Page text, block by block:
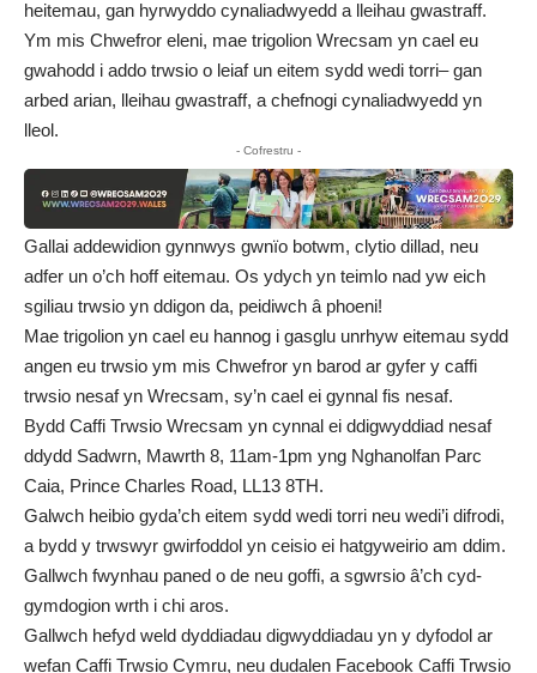
heitemau, gan hyrwyddo cynaliadwyedd a lleihau gwastraff.
Ym mis Chwefror eleni, mae trigolion Wrecsam yn cael eu
gwahodd i addo trwsio o leiaf un eitem sydd wedi torri– gan
arbed arian, lleihau gwastraff, a chefnogi cynaliadwyedd yn
lleol.
- Cofrestru -
Gallai addewidion gynnwys gwnïo botwm, clytio dillad, neu
adfer un o’ch hoff eitemau. Os ydych yn teimlo nad yw eich
sgiliau trwsio yn ddigon da, peidiwch â phoeni!
Mae trigolion yn cael eu hannog i gasglu unrhyw eitemau sydd
angen eu trwsio ym mis Chwefror yn barod ar gyfer y caffi
trwsio nesaf yn Wrecsam, sy’n cael ei gynnal fis nesaf.
Bydd Caffi Trwsio Wrecsam yn cynnal ei ddigwyddiad nesaf
ddydd Sadwrn, Mawrth 8, 11am-1pm yng Nghanolfan Parc
Caia, Prince Charles Road, LL13 8TH.
Galwch heibio gyda’ch eitem sydd wedi torri neu wedi’i difrodi,
a bydd y trwswyr gwirfoddol yn ceisio ei hatgyweirio am ddim.
Gallwch fwynhau paned o de neu goffi, a sgwrsio â’ch cyd-
gymdogion wrth i chi aros.
Gallwch hefyd weld dyddiadau digwyddiadau yn y dyfodol ar
wefan Caffi Trwsio Cymru, neu dudalen Facebook Caffi Trwsio